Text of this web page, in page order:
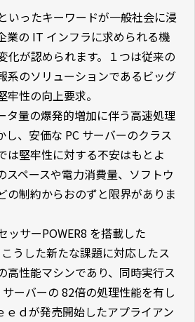
いったキーワードが一般社会に浸
業の IT インフラに求められる機
化が認められます。１つは従来の
系のソリューションであるビッグ
性の向上要求。
タ量の爆発的増加に伴う高速処理
し、安価な PC サーバーのクラス
は堅牢性に対する不安はもとよ
スペースや電力消費量、ソフトウ
の制約からおのずと限界がありま
ッサーPOWER8 を搭載した
うした新たな課題に対応したス
高性能マシンであり、同時実行ス
ーバーの 82倍の処理性能を有し
ｅｄが発売開始したアプライアン